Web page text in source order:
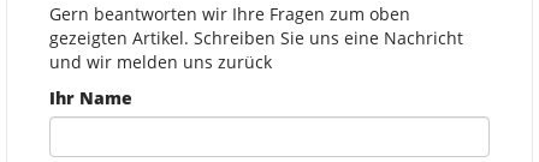
Gern beantworten wir Ihre Fragen zum oben
gezeigten Artikel. Schreiben Sie uns eine Nachricht
und wir melden uns zurück
Ihr Name